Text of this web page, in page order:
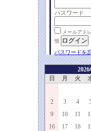
パスワード
メールアド
憶
パスワードを
2026
日
月 火
2
3 4
9
10 11
16
17 18